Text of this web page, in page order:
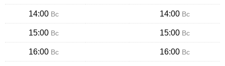
14:00 Вс 14:00 Вс
15:00 Вс 15:00 Вс
16:00 Вс 16:00 Вс